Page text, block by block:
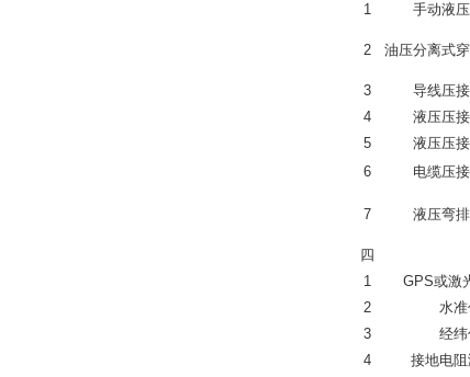
1
手动液
2 油压分离式
3 导线压
4
液压压
5
液压压
6
电缆压
7 液压弯
四
1
GPS或激
2
水准
3
经纬
4
接地电